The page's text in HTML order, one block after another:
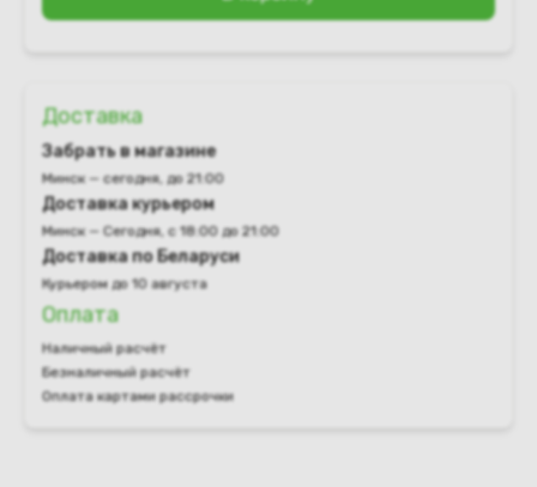
Доставка
Забрать в магазине
Минск — сегодня, до 21:00
Доставка курьером
Минск — Сегодня, с 18:00 до 21:00
Доставка по Беларуси
Курьером до 10 августа
Оплата
Наличный расчёт
Безналичный расчёт
Оплата картами рассрочки